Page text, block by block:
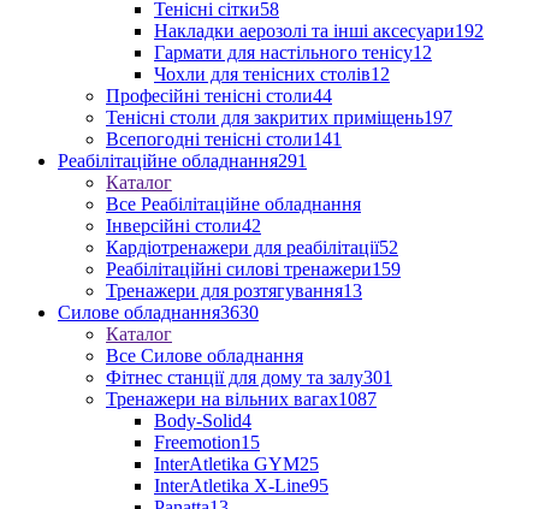
Тенісні сітки58
Накладки аерозолі та інші аксесуари192
Гармати для настільного тенісу12
Чохли для тенісних столів12
Професійні тенісні столи44
Тенісні столи для закритих приміщень197
Всепогодні тенісні столи141
Реабілітаційне обладнання291
Каталог
Все Реабілітаційне обладнання
Інверсійні столи42
Кардіотренажери для реабілітації52
Реабілітаційні силові тренажери159
Тренажери для розтягування13
Силове обладнання3630
Каталог
Все Силове обладнання
Фітнес станції для дому та залу301
Тренажери на вільних вагах1087
Body-Solid4
Freemotion15
InterAtletika GYM25
InterAtletika X-Line95